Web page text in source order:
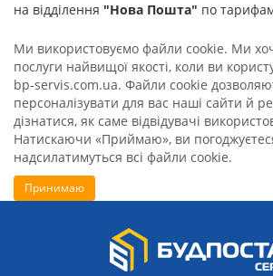
на відділення "Нова Пошта" по
Ми використовуємо файли cookie. Ми
послуги найвищої якості, коли ви
bp-servis.com.ua. Файли cookie
персоналізувати для вас наші сайти й
дізнатися, як саме відвідувачі
Натискаючи «Приймаю», ви
надсилатимуться всі файли cookie.
Принимаю